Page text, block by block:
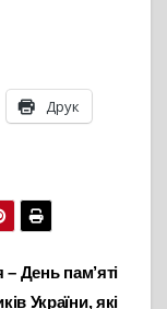
Друк
– День пам’яті
України, які